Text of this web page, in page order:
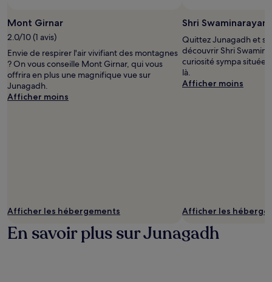
Mont Girnar
2.0/10 (1 avis)
Envie de respirer l'air vivifiant des montagnes
? On vous conseille Mont Girnar, qui vous
offrira en plus une magnifique vue sur
Junagadh.
Afficher moins
Afficher les hébergements
Shri Swaminarayan
Quittez Junagadh et
découvrir Shri
curiosité sympa située
là.
Afficher moins
Afficher les
En savoir plus sur Junagadh